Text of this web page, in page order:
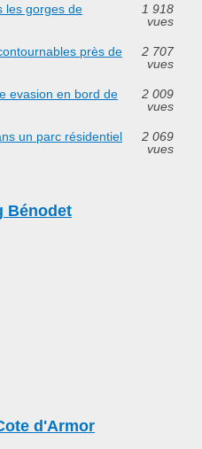
les gorges de
1 918
vues
près de
2 707
vues
evasion en bord de
2 009
vues
un parc résidentiel
2 069
vues
Bénodet
d'Armor